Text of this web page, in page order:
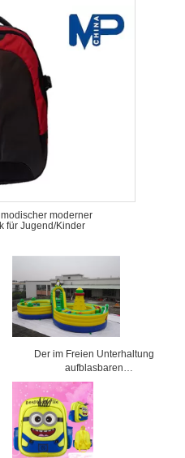
moderner
für Jugend/Kinder
Der im Freien Unterhaltung
aufblasbaren
Vergnügungspark-/